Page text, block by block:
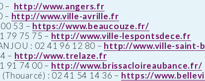
– http://www.angers.fr
– http://www.ville-avrille.fr
53 – https://www.beaucouze.fr/
79 75 75 – http://www.ville-lespontsdece.fr
: 02 41 96 12 80 – http://www.ville-saint-
– http://www.trelaze.fr
91 74 00 – http://www.brissacloireaubance.fr/
(Thouarcé) : 02 41 54 14 36 – https://